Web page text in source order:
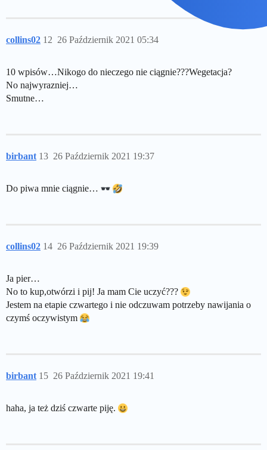
collins02 26 Październik 2021 05:34
12
10 wpisów…Nikogo do nieczego nie ciągnie???Wegetacja?
No najwyrazniej…
Smutne…
birbant 26 Październik 2021 19:37
13
Do piwa mnie ciągnie…
collins02 26 Październik 2021 19:39
14
Ja pier…
No to kup,otwórzi i pij! Ja mam Cie uczyć???
Jestem na etapie czwartego i nie odczuwam potrzeby nawijania o
czymś oczywistym
birbant 26 Październik 2021 19:41
15
haha, ja też dziś czwarte piję.